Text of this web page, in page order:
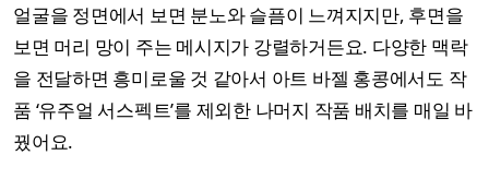
얼굴을 정면에서 보면 분노와 슬픔이 느껴지지만, 후면을
보면 머리 망이 주는 메시지가 강렬하거든요. 다양한 맥락
을 전달하면 흥미로울 것 같아서 아트 바젤 홍콩에서도 작
품 ‘유주얼 서스펙트’를 제외한 나머지 작품 배치를 매일 바
꿨어요.